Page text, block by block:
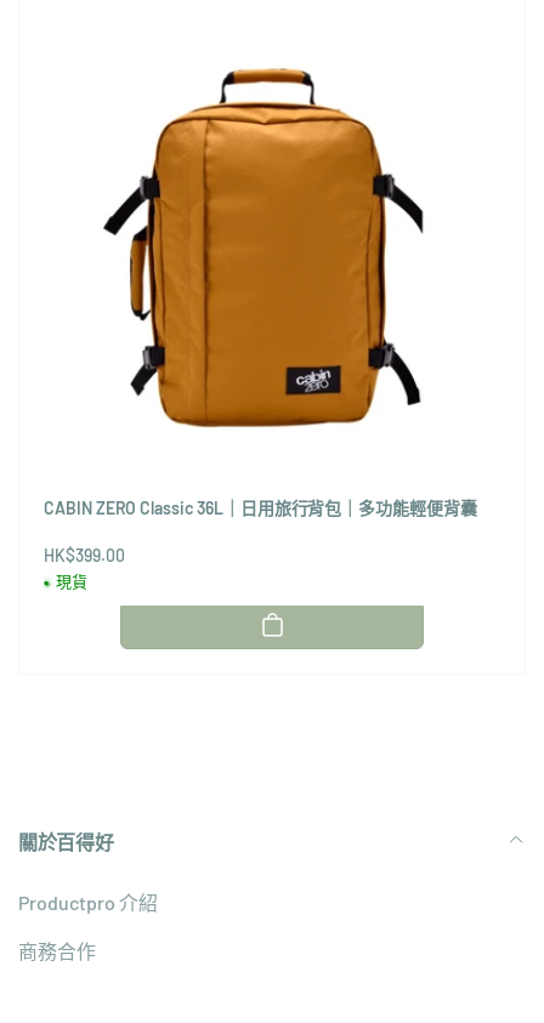
CABIN ZERO Classic 36L｜日用旅行背包｜多功能輕便背囊
HK$399.00
現貨
關於百得好
Productpro 介紹
商務合作